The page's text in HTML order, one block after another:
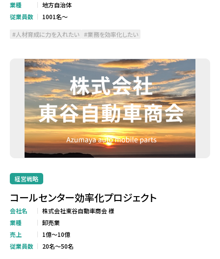
業種
地方自治体
従業員数
1001名～
人材育成に力を入れたい 業務を効率化したい
経営戦略
コールセンター効率化プロジェクト
会社名
株式会社東谷自動車商会 様
業種
卸売業
売上
1億～10億
従業員数
20名～50名